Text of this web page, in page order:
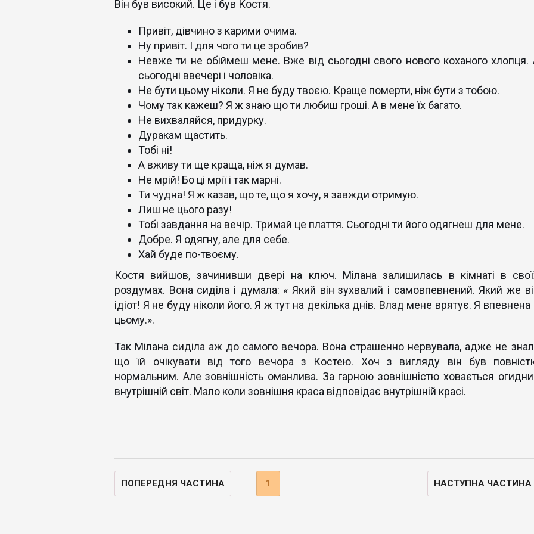
Він був високий. Це і був Костя.
Привіт, дівчино з карими очима.
Ну привіт. І для чого ти це зробив?
Невже ти не обіймеш мене. Вже від сьогодні свого нового коханого хлопця.
сьогодні ввечері і чоловіка.
Не бути цьому ніколи. Я не буду твоєю. Краще померти, ніж бути з тобою.
Чому так кажеш? Я ж знаю що ти любиш гроші. А в мене їх багато.
Не вихваляйся, придурку.
Дуракам щастить.
Тобі ні!
А вживу ти ще краща, ніж я думав.
Не мрій! Бо ці мрії і так марні.
Ти чудна! Я ж казав, що те, що я хочу, я завжди отримую.
Лиш не цього разу!
Тобі завдання на вечір. Тримай це плаття. Сьогодні ти його одягнеш для мене.
Добре. Я одягну, але для себе.
Хай буде по-твоєму.
Костя вийшов, зачинивши двері на ключ. Мілана залишилась в кімнаті в
роздумах. Вона сиділа і думала: « Який він зухвалий і самовпевнений. Який же
ідіот! Я не буду ніколи його. Я ж тут на декілька днів. Влад мене врятує. Я впевнена
цьому.».
Так Мілана сиділа аж до самого вечора. Вона страшенно нервувала, адже не
що їй очікувати від того вечора з Костею. Хоч з вигляду він був
нормальним. Але зовнішність оманлива. За гарною зовнішністю ховається
внутрішній світ. Мало коли зовнішня краса відповідає внутрішній красі.
ПОПЕРЕДНЯ ЧАСТИНА 1 НАСТУПНА ЧАСТИНА